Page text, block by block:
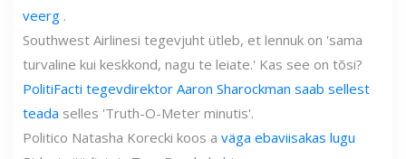
veerg .
Southwest Airlinesi tegevjuht ütleb, et lennuk on 'sama
turvaline kui keskkond, nagu te leiate.' Kas see on tõsi?
PolitiFacti tegevdirektor Aaron Sharockman saab sellest
teada selles 'Truth-O-Meter minutis'.
Politico Natasha Korecki koos a väga ebaviisakas lugu